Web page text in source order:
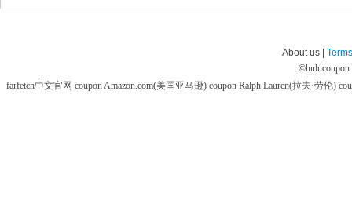
About us |
©
farfetch中文官网 couponAmazon.com(美国亚马逊) coupon Ralph Lauren(拉夫·劳伦)